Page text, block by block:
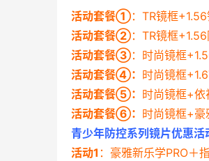
活动套餐①：TR镜框
活动套餐②：TR镜框
活动套餐③：时尚镜框
活动套餐④： 时尚镜框
活动套餐⑤： 时尚镜框+
活动套餐⑥： 时尚镜框+
青少年防控系列镜片优惠活
活动1 ：豪雅新乐学PRO＋